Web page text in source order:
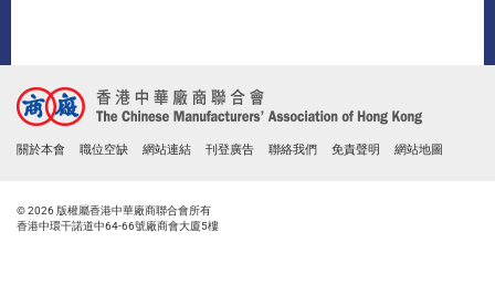
關於本會 職位空缺 網站連結 刊登廣告 聯絡我們 免責聲明 網站地圖
© 2026 版權屬香港中華廠商聯合會所有
香港中環干諾道中64-66號廠商會大廈5樓